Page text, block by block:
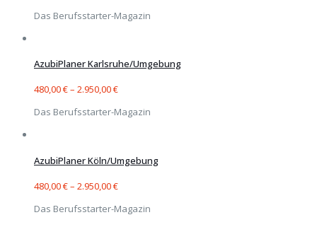
Das Berufsstarter-Magazin
AzubiPlaner Karlsruhe/Umgebung
480,00€– 2.950,00€
Das Berufsstarter-Magazin
AzubiPlaner Köln/Umgebung
480,00€– 2.950,00€
Das Berufsstarter-Magazin